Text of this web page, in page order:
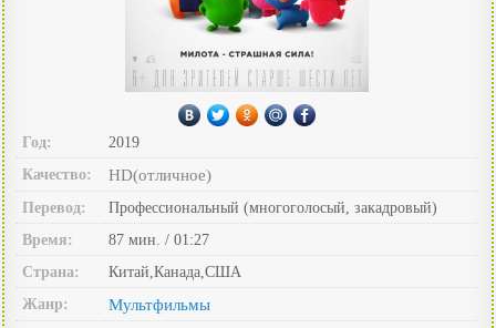
Год:
2019
Качество:
HD(отличное)
Перевод:
Профессиональный (многоголосый, закадровый)
Время:
87 мин. / 01:27
Страна:
Китай,Канада,США
Жанр:
Мультфильмы